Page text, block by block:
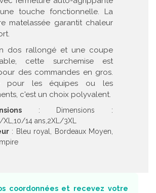
touche fonctionnelle. La
matelassée garantit chaleur
dos rallongé et une coupe
cette surchemise est
des commandes en gros.
pour les équipes ou les
c'est un choix polyvalent.
: Dimensions :
14 ans,2XL/3XL
: Bleu royal, Bordeaux Moyen,
coordonnées et recevez votre